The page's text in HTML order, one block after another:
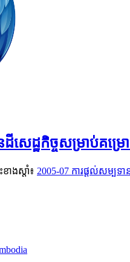
ដីសេដ្ឋកិច្ចសម្រាប់គ
ងស្តាំ៖ 2005-07 ការផ្ដល់សម្បទ